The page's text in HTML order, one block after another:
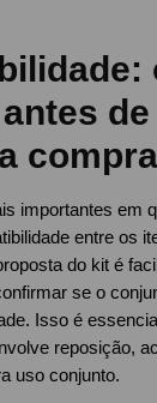
de
compra
importantes em
entre os
do kit é
se o
Isso é
reposição,
uso conjunto.